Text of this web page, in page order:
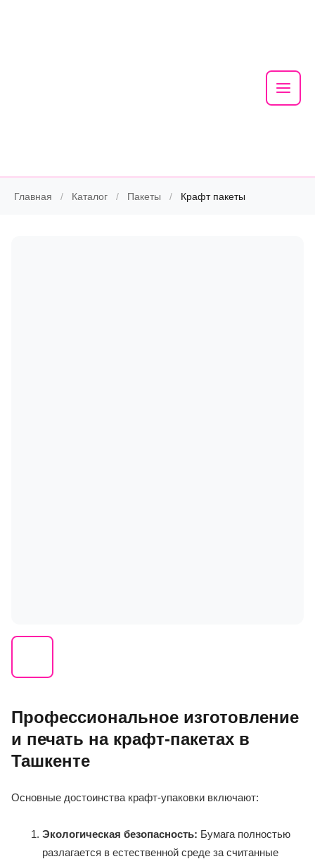
Main
Главная / Каталог / Пакеты / Крафт пакеты
Профессиональное изготовление
и печать на крафт-пакетах в
Ташкенте
Основные достоинства крафт-упаковки включают:
Экологическая безопасность: Бумага полностью
разлагается в естественной среде за считанные